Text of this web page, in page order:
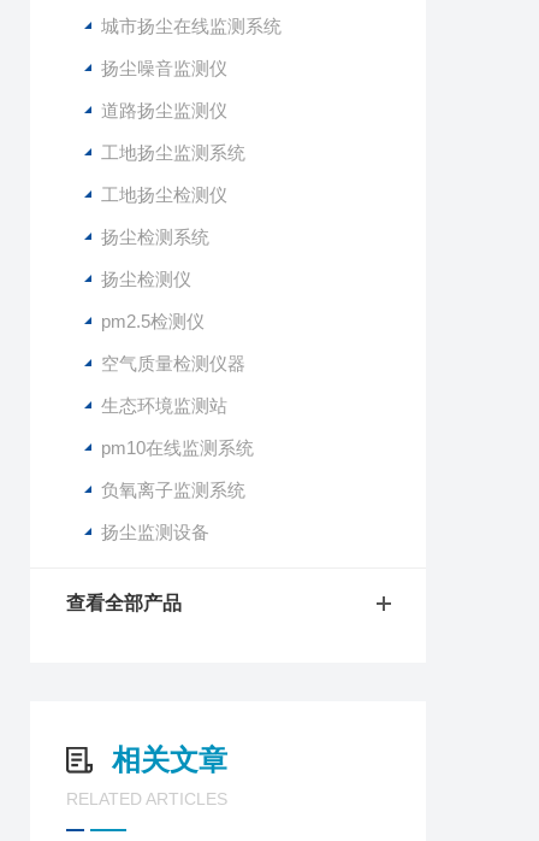
城市扬尘在线监测系统
扬尘噪音监测仪
道路扬尘监测仪
工地扬尘监测系统
工地扬尘检测仪
扬尘检测系统
扬尘检测仪
pm2.5检测仪
空气质量检测仪器
生态环境监测站
pm10在线监测系统
负氧离子监测系统
扬尘监测设备
查看全部产品
相关文章
RELATED ARTICLES